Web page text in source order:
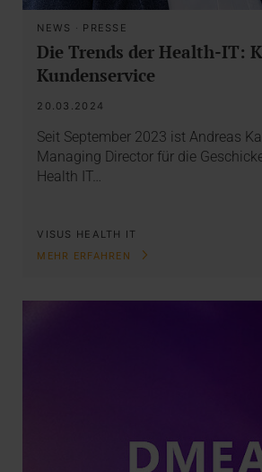
NEWS · PRESSE
Die Trends der Health-IT:
Kundenservice
20.03.2024
Seit September 2023 ist Andreas
Managing Director für die
Health IT…
VISUS HEALTH IT
MEHR ERFAHREN